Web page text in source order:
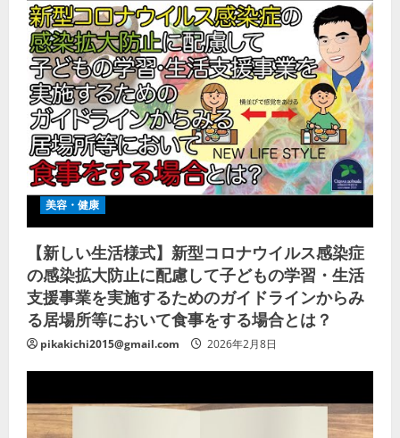
美容・健康
【新しい生活様式】新型コロナウイルス感染症
の感染拡大防止に配慮して子どもの学習・生活
支援事業を実施するためのガイドラインからみ
る居場所等において食事をする場合とは？
pikakichi2015@gmail.com 2026年2月8日